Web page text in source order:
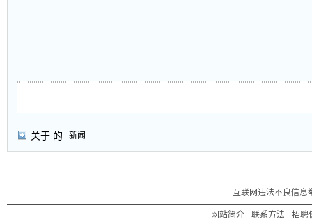
关于 的 新闻
互联网违法不良信息
网站简介 - 联系方法 - 招聘